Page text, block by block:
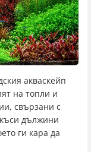
акваскейп
на топли и
свързани с
дължини
ги кара да